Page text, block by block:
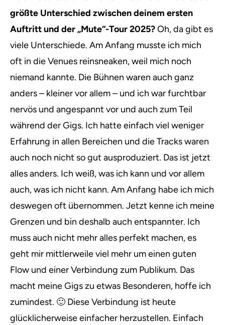
größte Unterschied zwischen deinem ersten
Auftritt und der „Mute“-Tour 2025?Oh, da gibt es
viele Unterschiede. Am Anfang musste ich mich
oft in die Venues reinsneaken, weil mich noch
niemand kannte. Die Bühnen waren auch ganz
anders – kleiner vor allem – und ich war furchtbar
nervös und angespannt vor und auch zum Teil
während der Gigs. Ich hatte einfach viel weniger
Erfahrung in allen Bereichen und die Tracks waren
auch noch nicht so gut ausproduziert. Das ist jetzt
alles anders. Ich weiß, was ich kann und vor allem
auch, was ich nicht kann. Am Anfang habe ich mich
deswegen oft übernommen. Jetzt kenne ich meine
Grenzen und bin deshalb auch entspannter. Ich
muss auch nicht mehr alles perfekt machen, es
geht mir mittlerweile viel mehr um einen guten
Flow und einer Verbindung zum Publikum. Das
macht meine Gigs zu etwas Besonderen, hoffe ich
zumindest. 🙂 Diese Verbindung ist heute
glücklicherweise einfacher herzustellen. Einfach